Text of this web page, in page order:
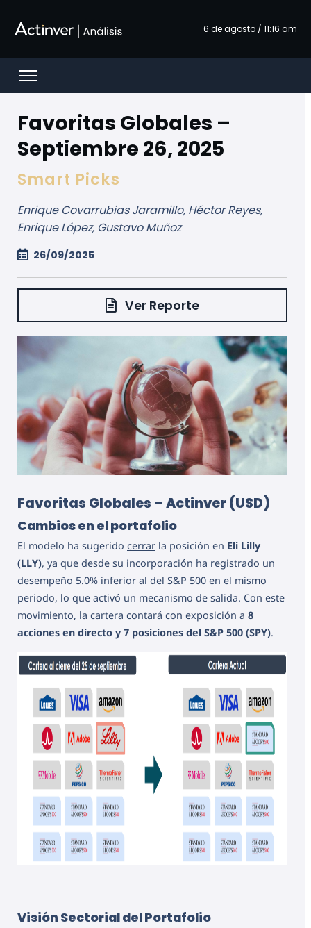
6 de agosto / 11:16 am
Open menu
Favoritas Globales –
Septiembre 26, 2025
Smart Picks
Enrique Covarrubias Jaramillo, Héctor Reyes,
Enrique López, Gustavo Muñoz
26/09/2025
Ver Reporte
Favoritas Globales – Actinver (USD)
Cambios en el portafolio
El modelo ha sugerido cerrar la posición en Eli Lilly
(LLY), ya que desde su incorporación ha registrado un
desempeño 5.0% inferior al del S&P 500 en el mismo
periodo, lo que activó un mecanismo de salida. Con este
movimiento, la cartera contará con exposición a 8
acciones en directo y 7 posiciones del S&P 500 (SPY).
Visión Sectorial del Portafolio